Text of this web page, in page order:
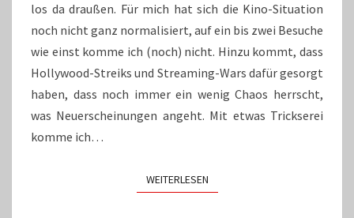
los da draußen. Für mich hat sich die Kino-Situation
noch nicht ganz normalisiert, auf ein bis zwei Besuche
wie einst komme ich (noch) nicht. Hinzu kommt, dass
Hollywood-Streiks und Streaming-Wars dafür gesorgt
haben, dass noch immer ein wenig Chaos herrscht,
was Neuerscheinungen angeht. Mit etwas Trickserei
komme ich…
WEITERLESENWEITERLESEN